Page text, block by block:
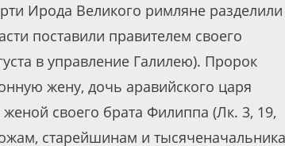
Ирода Великого римляне разделили
поставили правителем своего
в управление Галилею). Пророк
жену, дочь аравийского царя
своего брата Филиппа (Лк. 3, 19,
старейшинам и